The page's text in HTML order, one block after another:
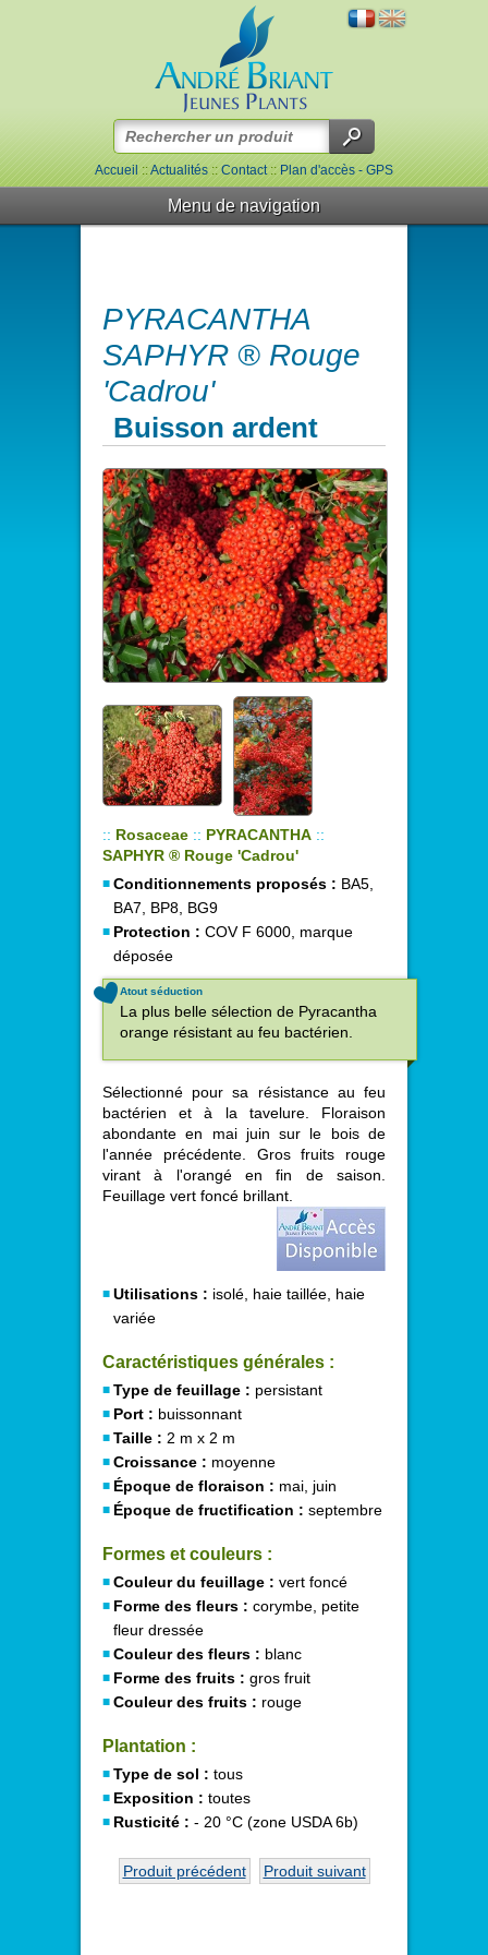
Accueil::Actualités::Contact::Plan d'accès - GPS
Menu de navigation
PYRACANTHA
SAPHYR ® Rouge
'Cadrou'
Buisson ardent
:: Rosaceae :: PYRACANTHA ::
SAPHYR ® Rouge 'Cadrou'
Conditionnements proposés : BA5,
BA7, BP8, BG9
Protection : COV F 6000, marque
déposée
Atout séduction
La plus belle sélection de Pyracantha
orange résistant au feu bactérien.
Sélectionné pour sa résistance au feu
bactérien et à la tavelure. Floraison
abondante en mai juin sur le bois de
l'année précédente. Gros fruits rouge
virant à l'orangé en fin de saison.
Feuillage vert foncé brillant.
Utilisations : isolé, haie taillée, haie
variée
Caractéristiques générales :
Type de feuillage : persistant
Port : buissonnant
Taille : 2 m x 2 m
Croissance : moyenne
Époque de floraison : mai, juin
Époque de fructification : septembre
Formes et couleurs :
Couleur du feuillage : vert foncé
Forme des fleurs : corymbe, petite
fleur dressée
Couleur des fleurs : blanc
Forme des fruits : gros fruit
Couleur des fruits : rouge
Plantation :
Type de sol : tous
Exposition : toutes
Rusticité : - 20 °C (zone USDA 6b)
Produit précédent Produit suivant